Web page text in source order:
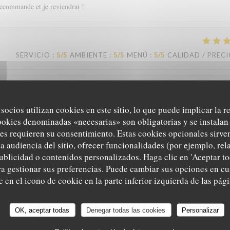
utilizan cookies en este sitio, lo que puede implicar la
denominadas «necesarias» son obligatorias y se
requieren su consentimiento. Estas cookies opcionales
audiencia del sitio, ofrecer funcionalidades (por ejemplo,
o contenidos personalizados. Haga clic en 'Aceptar
gestionar sus preferencias. Puede cambiar sus opciones en
en el icono de cookie en la parte inferior izquierda de las
OK, aceptar todas Denegar todas las cookies Personalizar
et je reviendrai !
SERVICIO : 5/5 AMBIENTE : 5/5 MENÚ : 5/5 CALIDAD /
Je recommande.
SERVICIO: 4/5 AMBIENTE: 4/5 MENÚ: 5/5 CALIDAD /
Le Sale Gosse